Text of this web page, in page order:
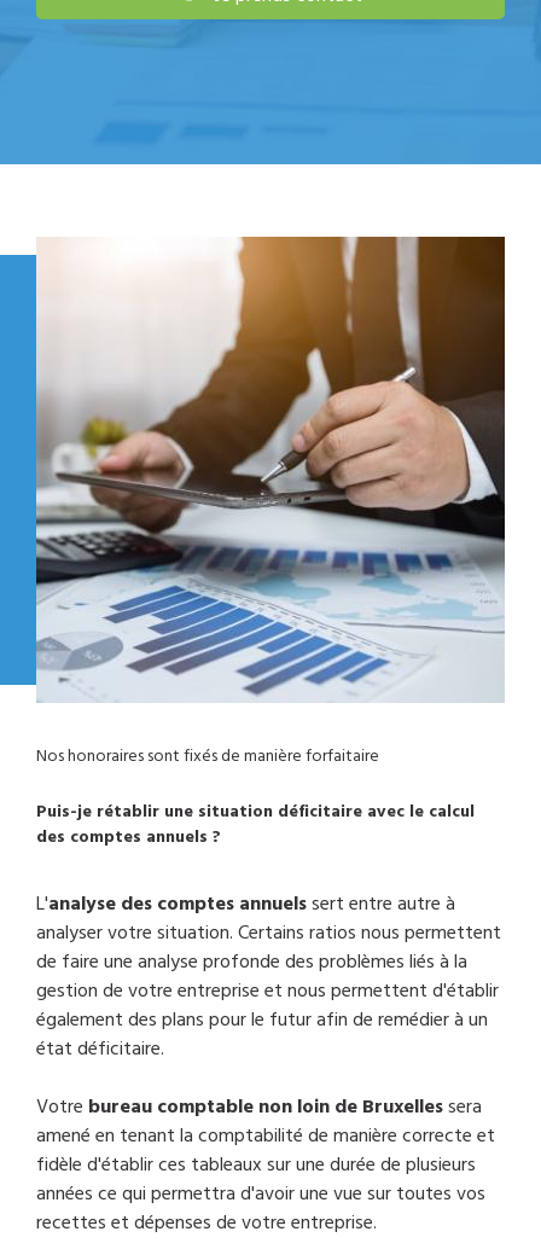
Nos honoraires sont fixés de manière forfaitaire
Puis-je rétablir une situation déficitaire avec le calcul
des comptes annuels ?
L'analyse des comptes annuels sert entre autre à
analyser votre situation. Certains ratios nous permettent
de faire une analyse profonde des problèmes liés à la
gestion de votre entreprise et nous permettent d'établir
également des plans pour le futur afin de remédier à un
état déficitaire.
Votre bureau comptable non loin de Bruxelles sera
amené en tenant la comptabilité de manière correcte et
fidèle d'établir ces tableaux sur une durée de plusieurs
années ce qui permettra d'avoir une vue sur toutes vos
recettes et dépenses de votre entreprise.